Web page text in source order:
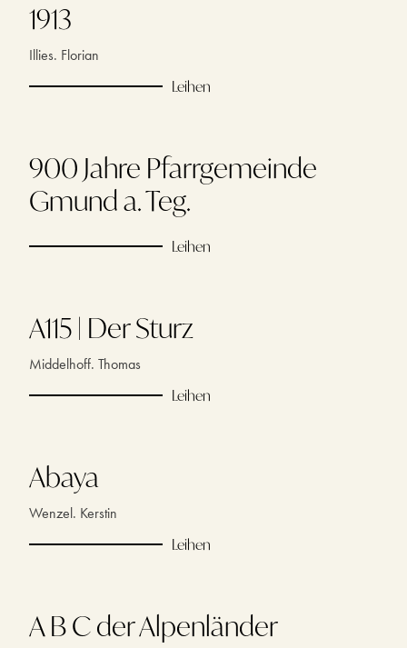
1913
Illies. Florian
Leihen
900 Jahre Pfarrgemeinde
Gmund a. Teg.
Leihen
A115 | Der Sturz
Middelhoff. Thomas
Leihen
Abaya
Wenzel. Kerstin
Leihen
A B C der Alpenländer